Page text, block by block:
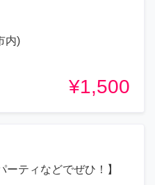
内)
¥1,500
ティなどでぜひ！】